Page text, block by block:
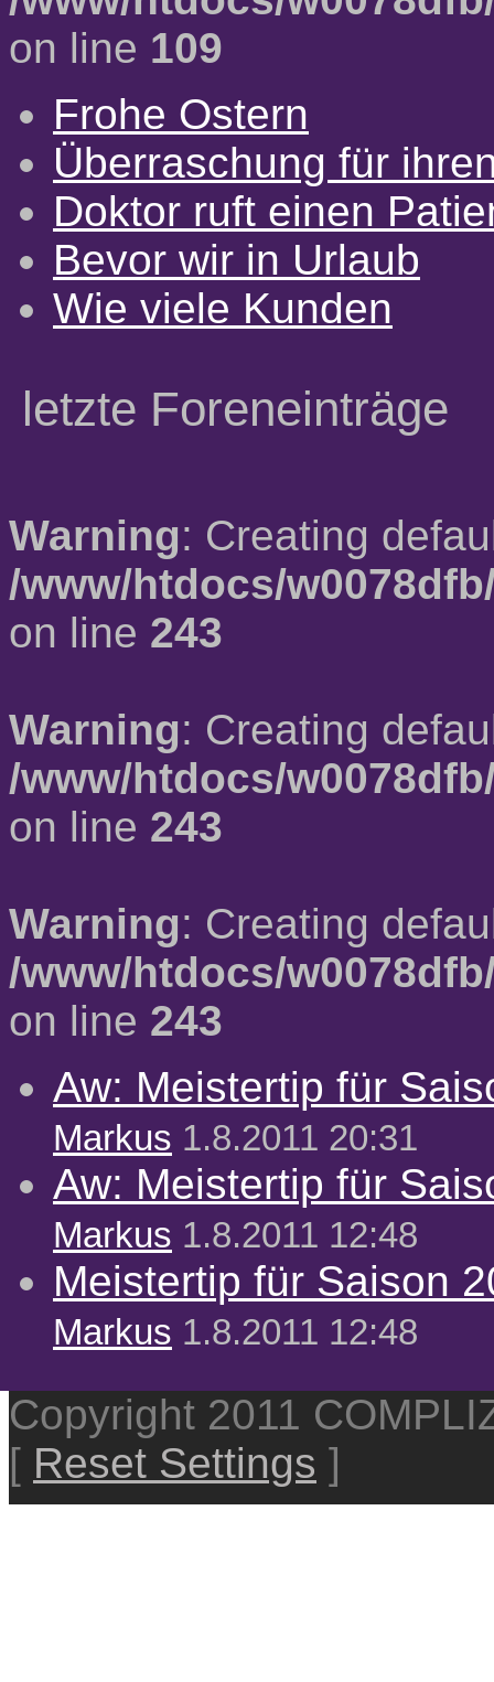
on line 109
Frohe Ostern
Überraschung für
Doktor ruft einen
Bevor wir in Urlaub
Wie viele Kunden
letzte Foreneinträge
Warning: Creating
/www/htdocs/
on line 243
Warning: Creating
/www/htdocs/
on line 243
Warning: Creating
/www/htdocs/
on line 243
Aw: Meistertip für
Markus 1.8.2011 20:31
Aw: Meistertip für
Markus 1.8.2011 12:48
Meistertip für Saison
Markus 1.8.2011 12:48
Copyright 2011
[ Reset Settings ]